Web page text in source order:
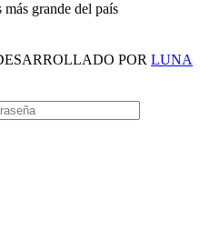
más grande del país
POR LUNA